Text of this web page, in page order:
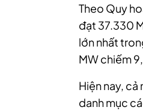
Theo Quy
đạt 37.330
lớn nhất
MW chiếm
Hiện nay,
danh mục